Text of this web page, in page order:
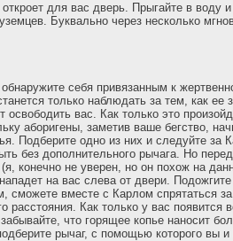
для вас дверь. Прыгайте в воду
Буквально через несколько
себя привязанным к
только наблюдать за тем, как ее
вас. Как только это
аборигены, заметив ваше бегство,
Подберите одно из них и следуйте за
без дополнительного рычага. Но
конечно не уверен, но он похож на
на вас слева от двери.
сможете вместе с Карлом спрятаться
расстояния. Как только у вас появится
что горящее копье наносит
рычаг, с помощью которого вы